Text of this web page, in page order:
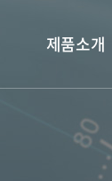
제품소개
Fine Blanking
제품